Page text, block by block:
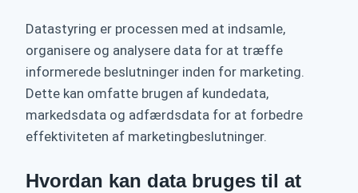
Datastyring er processen med at indsamle,
organisere og analysere data for at træffe
informerede beslutninger inden for marketing.
Dette kan omfatte brugen af ​​kundedata,
markedsdata og adfærdsdata for at forbedre
effektiviteten af ​​marketingbeslutninger.
Hvordan kan data bruges til at